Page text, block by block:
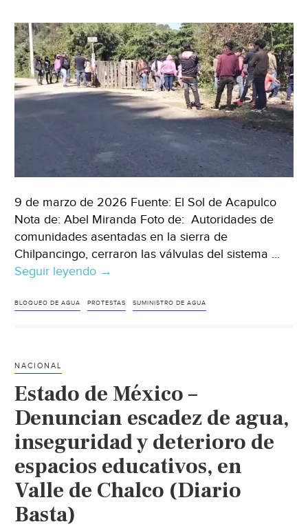
9 de marzo de 2026 Fuente: El Sol de Acapulco
Nota de: Abel Miranda Foto de: Autoridades de
comunidades asentadas en la sierra de
Chilpancingo, cerraron las válvulas del sistema …
Seguir leyendo Guerrero
Comunidades
sistema
agua
de
Chilpancingo
exigir
→
BLOQUEO DE AGUA PROTESTAS SUMINISTRO DE AGUA
NACIONAL
Estado de México –
Denuncian escadez de agua,
inseguridad y deterioro de
espacios educativos, en
Valle de Chalco (Diario
Basta)